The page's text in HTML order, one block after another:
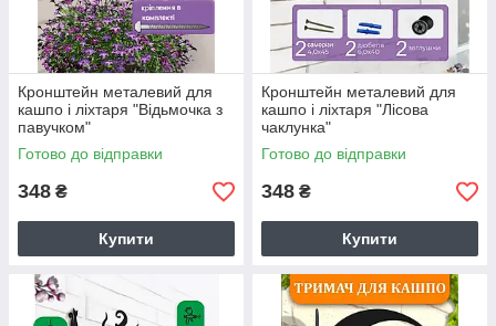
Кронштейн металевий для
кашпо і ліхтаря "Відьмочка з
павучком"
Готово до відправки
348 ₴
Купити
Кронштейн металевий для
кашпо і ліхтаря "Лісова
чаклунка"
Готово до відправки
348 ₴
Купити